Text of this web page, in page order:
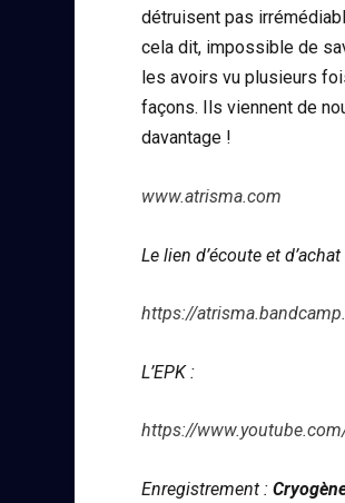
détruisent pas
cela dit, impossible de
les avoirs vu plusieurs
façons. Ils viennent de
davantage !
www.atrisma.com
Le lien d’écoute et d’achat
https://
L’EPK :
https://
Enregistrement :